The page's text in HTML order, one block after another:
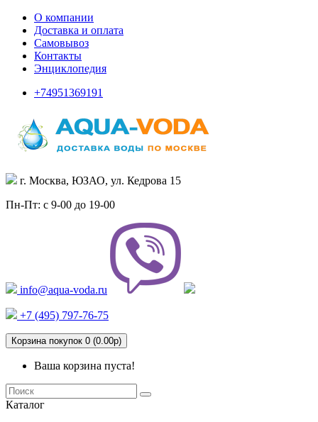
О компании
Доставка и оплата
Самовывоз
Контакты
Энциклопедия
+74951369191
г. Москва, ЮЗАО, ул. Кедрова 15
Пн-Пт: с 9-00 до 19-00
info@aqua-voda.ru
+7 (495) 797-76-75
Корзина покупок 0 (0.00р)
Ваша корзина пуста!
Каталог